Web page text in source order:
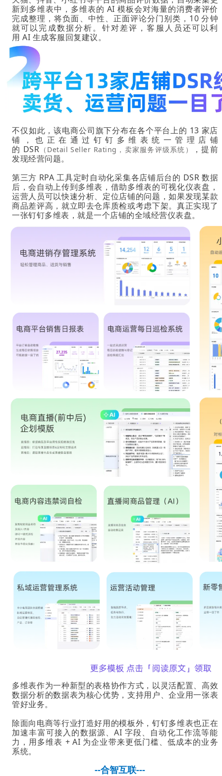
新到多维表中，多维表的 AI 模板会对海量的消费者评价
完成整理，将负面、中性、正面评论分门别类，10 分钟
就可以完成数据分析。针对差评，客服人员还可以利
用 AI 生成客服回复建议。
不仅如此，该电商公司旗下分布在各个平台上的 13 家店
铺，也正在通过钉钉多维表统一管理店铺
的 DSR （Detail Seller Rating，卖家服务评级系统）
，提前
发现经营问题。
第三方 RPA 工具定时自动化采集各店铺后台的 DSR 数据
后，会自动上传到多维表，借助多维表的可视化仪表盘，
运营人员可以快速分析、定位店铺的问题，如果发现某款
商品差评高，就立即去仓库质检或考虑下架。真正实现了
一张钉钉多维表，就是一个店铺的全域经营仪表盘。
多维表作为一种新型的表格协作方式，以灵活配置、高效
数据分析的数据表为核心优势，支持用户、企业用一张表
管好业务。
除面向电商等行业打造好用的模板外，钉钉多维表也正在
加速丰富可接入的数据源、AI 字段、自动化工作流等能
力，用多维表 + AI 为企业带来更低门槛、低成本的业务
系统。
--合智互联---